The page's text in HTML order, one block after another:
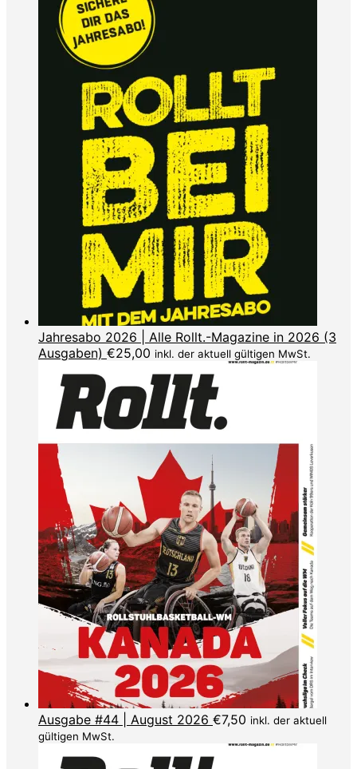
Jahresabo 2026 | Alle Rollt.-Magazine in 2026 (3
Ausgaben) €25,00 inkl. der aktuell gültigen MwSt.
Ausgabe #44 | August 2026 €7,50 inkl. der aktuell
gültigen MwSt.